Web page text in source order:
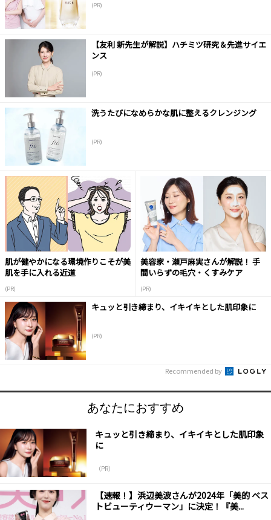
(PR)
【友利 新先生が解説】ハチミツ研究＆先進サイエ
ンス
(PR)
洗うたびになめらかな肌に整えるクレンジング
(PR)
肌が健やかになる環境作りこそが美
肌を手に入れる近道
(PR)
美容家・瀬戸麻実さんが解説！ 手
間いらずの毛穴・くすみケア
(PR)
キュッと引き締まり、イキイキとした肌印象に
(PR)
Recommended by
あなたにおすすめ
キュッと引き締まり、イキイキとした肌印象
に
（PR）
【速報！】浜辺美波さんが2024年「美的 ベス
トビューティウーマン」に決定！『美...